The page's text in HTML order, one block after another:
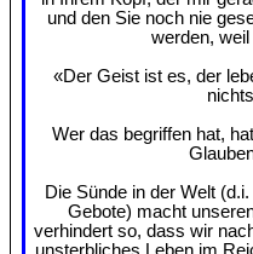
und den Sie noch nie
werden,
«Der Geist ist es, der
Wer das begriffen hat,
Die Sünde in der Welt
Gebote) macht
verhindert so, dass wir